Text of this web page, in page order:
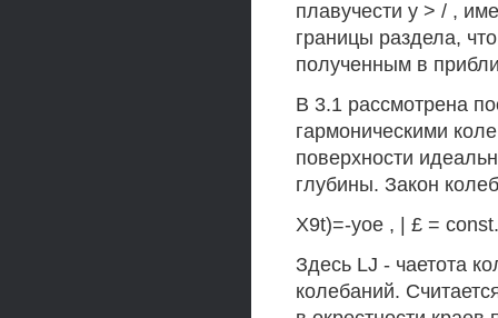
плавучести у > / ,
границы раздела,
полученным в
В 3.1 рассмотрена
гармоническими
поверхности
глубины. Закон
X9t)=-yoe , | £ = const.
Здесь LJ - чаетота
колебаний.